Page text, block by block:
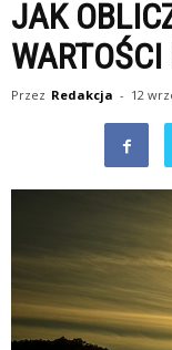
JAK
Przez Redakcja - 12